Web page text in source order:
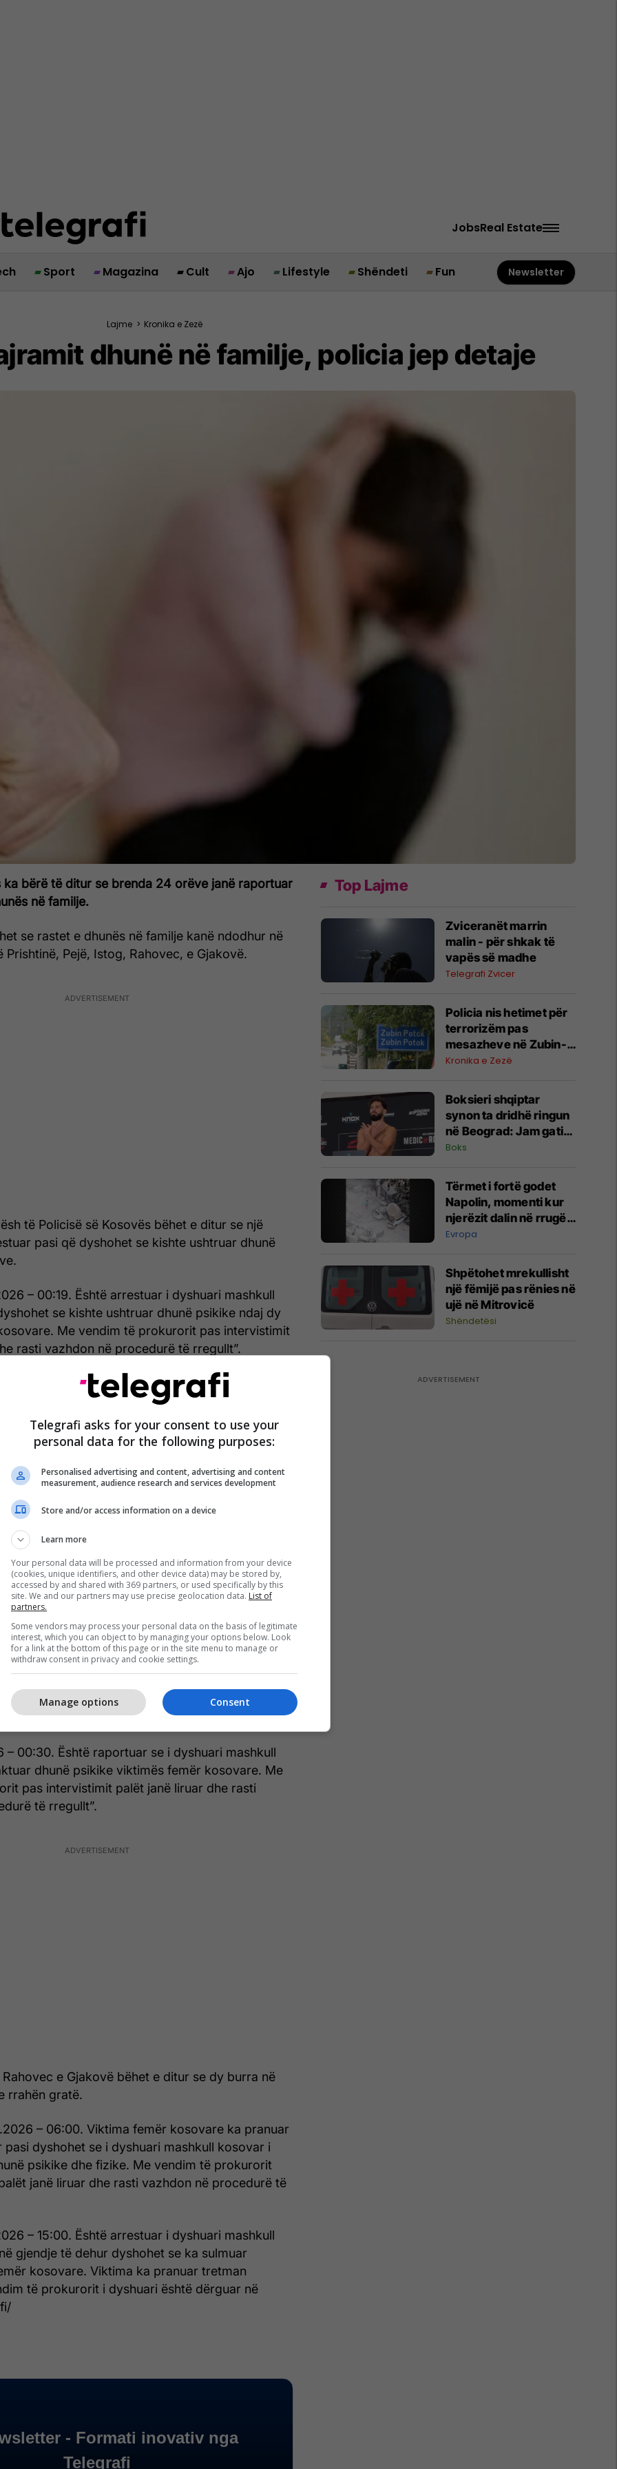
JobsReal Estate
Sport Magazina Cult Ajo Lifestyle Shëndeti Fun Newsletter
Lajme > Kronika e Zezë
dhunë në familje, policia jep detaje
ka bërë të ditur se brenda 24 orëve janë raportuar
në familje.
se rastet e dhunës në familje kanë ndodhur në
Prishtinë, Pejë, Istog, Rahovec, e Gjakovë.
të Policisë së Kosovës bëhet e ditur se një
pasi që dyshohet se kishte ushtruar dhunë
– 00:19. Është arrestuar i dyshuari mashkull
se kishte ushtruar dhunë psikike ndaj dy
Me vendim të prokurorit pas intervistimit
rasti vazhdon në procedurë të rregullt”.
vetëm në Komunën e Pejës janë arrestuar tre
se kanë ushtruar dhunë fizike ndaj grave.
01:09. Është arrestuar i dyshuari mashkull
se kishte sulmuar fizikisht viktimën femër
ka pranuar tretman mjekësor. Me vendim të
është dërguar në mbajtje.
11:00. Viktima femër kosovare ka kërkuar ndihmë
se i dyshuari mashkull kosovar i kishte
dhe fizike. I dyshuari ndodhet në kërkim
vazhdon të hetohet.
18:00. Është arrestuar i dyshuari mashkull
në gjendje të dehur dyshohet se ka ushtruar
fizike ndaj viktimës femër kosovare. Viktima ka
Me vendim të prokurorit i dyshuari është
thuhet në raport.
se burri i shkaktoi dhunë psikike një gruas.
– 00:30. Është raportuar se i dyshuari mashkull
dhunë psikike viktimës femër kosovare. Me
pas intervistimit palët janë liruar dhe rasti
të rregullt”.
Rahovec e Gjakovë bëhet e ditur se dy burra në
rrahën gratë.
– 06:00. Viktima femër kosovare ka pranuar
dyshohet se i dyshuari mashkull kosovar i
psikike dhe fizike. Me vendim të prokurorit
janë liruar dhe rasti vazhdon në procedurë të
– 15:00. Është arrestuar i dyshuari mashkull
gjendje të dehur dyshohet se ka sulmuar
kosovare. Viktima ka pranuar tretman
të prokurorit i dyshuari është dërguar në
Top Lajme
Zviceranët marrin
malin - për shkak të
vapës së madhe
Telegrafi Zvicer
Policia nis hetimet për
terrorizëm pas
mesazheve në Zubin-
Potok
Kronika e Zezë
Boksieri shqiptar
synon ta dridhë ringun
në Beograd: Jam gati,
Zoti e bekoftë
Boks
Tërmet i fortë godet
Napolin, momenti kur
njerëzit dalin në rrugë -
dëme të shumta nga
Evropa
Shpëtohet mrekullisht
një fëmijë pas rënies në
ujë në Mitrovicë
Shëndetësi
Telegrafi asks for your consent to use your
personal data for the following purposes:
Personalised advertising and content, advertising and content
measurement, audience research and services development
Store and/or access information on a device
Learn more
Your personal data will be processed and information from your device
(cookies, unique identifiers, and other device data) may be stored by,
accessed by and shared with 369 partners, or used specifically by this
site. We and our partners may use precise geolocation data. List of
partners.
Some vendors may process your personal data on the basis of legitimate
interest, which you can object to by managing your options below. Look
for a link at the bottom of this page or in the site menu to manage or
withdraw consent in privacy and cookie settings.
Consent
Manage options